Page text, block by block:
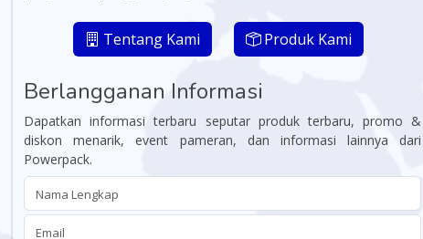
Tentang Kami Produk Kami
Berlangganan Informasi
Dapatkan informasi terbaru seputar produk terbaru, promo &
diskon menarik, event pameran, dan informasi lainnya dari
Powerpack.